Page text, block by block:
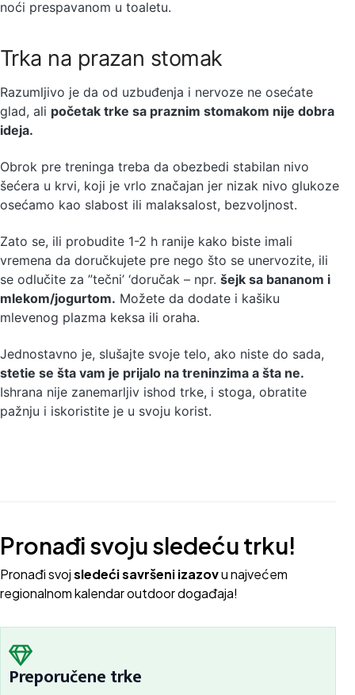
noći prespavanom u toaletu.
Trka na prazan stomak
Razumljivo je da od uzbuđenja i nervoze ne osećate
glad, ali početak trke sa praznim stomakom nije dobra
ideja.
Obrok pre treninga treba da obezbedi stabilan nivo
šećera u krvi, koji je vrlo značajan jer nizak nivo glukoze
osećamo kao slabost ili malaksalost, bezvoljnost.
Zato se, ili probudite 1-2 h ranije kako biste imali
vremena da doručkujete pre nego što se unervozite, ili
se odlučite za ”tečni’ ‘doručak – npr. šejk sa bananom i
mlekom/jogurtom. Možete da dodate i kašiku
mlevenog plazma keksa ili oraha.
Jednostavno je, slušajte svoje telo, ako niste do sada,
stetie se šta vam je prijalo na treninzima a šta ne.
Ishrana nije zanemarljiv ishod trke, i stoga, obratite
pažnju i iskoristite je u svoju korist.
Pronađi svoju sledeću trku!
Pronađi svojsledeći savršeni izazovu najvećem
regionalnom kalendar outdoor događaja!
Preporučene trke